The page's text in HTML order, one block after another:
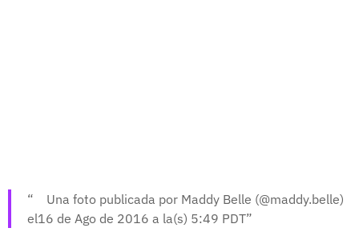
Una foto publicada por Maddy Belle (@maddy.belle)
el16 de Ago de 2016 a la(s) 5:49 PDT